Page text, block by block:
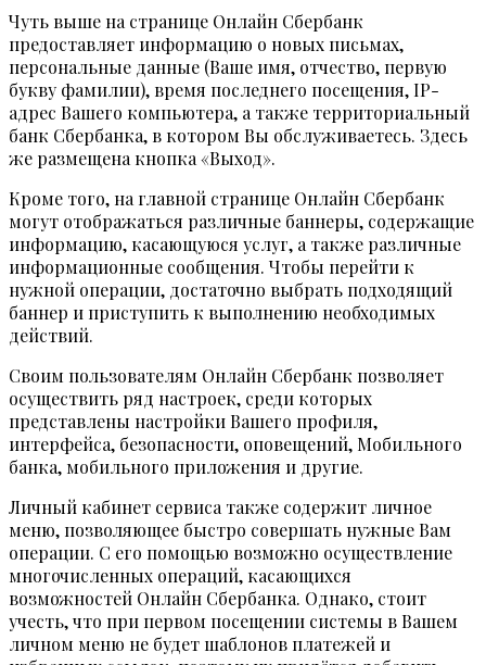
Чуть выше на странице Онлайн Сбербанк
предоставляет информацию о новых письмах,
персональные данные (Ваше имя, отчество, первую
букву фамилии), время последнего посещения, IP-
адрес Вашего компьютера, а также территориальный
банк Сбербанка, в котором Вы обслуживаетесь. Здесь
же размещена кнопка «Выход».
Кроме того, на главной странице Онлайн Сбербанк
могут отображаться различные баннеры, содержащие
информацию, касающуюся услуг, а также различные
информационные сообщения. Чтобы перейти к
нужной операции, достаточно выбрать подходящий
баннер и приступить к выполнению необходимых
действий.
Своим пользователям Онлайн Сбербанк позволяет
осуществить ряд настроек, среди которых
представлены настройки Вашего профиля,
интерфейса, безопасности, оповещений, Мобильного
банка, мобильного приложения и другие.
Личный кабинет сервиса также содержит личное
меню, позволяющее быстро совершать нужные Вам
операции. С его помощью возможно осуществление
многочисленных операций, касающихся
возможностей Онлайн Сбербанка. Однако, стоит
учесть, что при первом посещении системы в Вашем
личном меню не будет шаблонов платежей и